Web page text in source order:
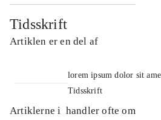
Tidsskrift
Artiklen er en del af
lorem ipsum dolor sit
Tidsskrift
Artiklerne i handler ofte om